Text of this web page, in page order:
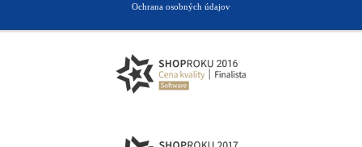
Ochrana osobných údajov